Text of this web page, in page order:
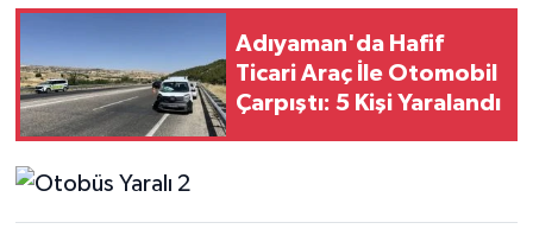
Adıyaman'da Hafif
Ticari Araç İle Otomobil
Çarpıştı: 5 Kişi Yaralandı